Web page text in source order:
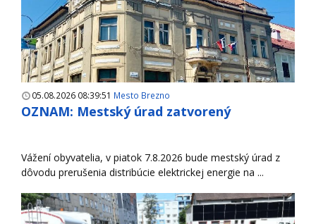
05.08.2026 08:39:51 Mesto Brezno
OZNAM: Mestský úrad zatvorený
Vážení obyvatelia, v piatok 7.8.2026 bude mestský úrad z
dôvodu prerušenia distribúcie elektrickej energie na ...